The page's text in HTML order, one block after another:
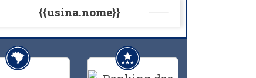
{{usina.nome}}